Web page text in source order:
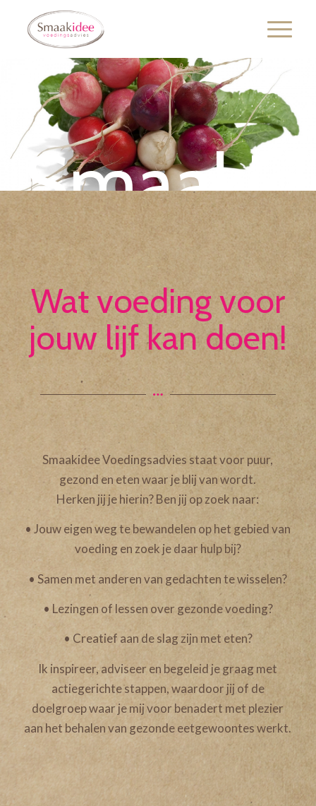
Voedingsadvies
Wat voeding voor
jouw lijf kan doen!
Smaakidee Voedingsadvies staat voor puur,
gezond en eten waar je blij van wordt.
Herken jij je hierin? Ben jij op zoek naar:
• Jouw eigen weg te bewandelen op het gebied van
voeding en zoek je daar hulp bij?
• Samen met anderen van gedachten te wisselen?
• Lezingen of lessen over gezonde voeding?
• Creatief aan de slag zijn met eten?
Ik inspireer, adviseer en begeleid je graag met
actiegerichte stappen, waardoor jij of de
doelgroep waar je mij voor benadert met plezier
aan het behalen van gezonde eetgewoontes werkt.